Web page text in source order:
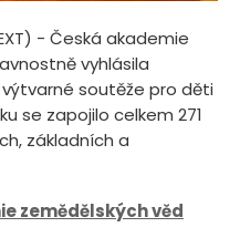
- Česká akademie
vyhlásila
soutěže pro děti
se zapojilo celkem 271
základních a
zemědělských věd